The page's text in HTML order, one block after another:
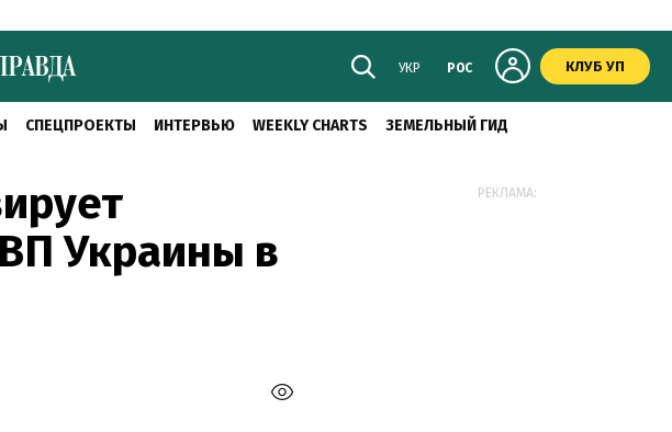
УКР РОС КЛУБ УП
СПЕЦПРОЕКТЫ ИНТЕРВЬЮ WEEKLY CHARTS ЗЕМЕЛЬНЫЙ ГИД
Украины в
РЕКЛАМА: